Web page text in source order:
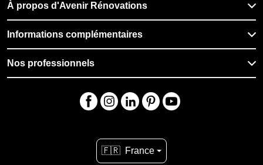
À propos d'Avenir Rénovations
Informations complémentaires
Nos professionnels
🇫🇷 France